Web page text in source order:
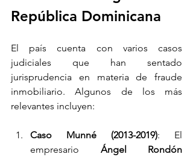
República Dominicana
El país cuenta con varios casos
judiciales que han sentado
jurisprudencia en materia de fraude
inmobiliario. Algunos de los más
relevantes incluyen:
Caso Munné (2013-2019): El
empresario Ángel Rondón